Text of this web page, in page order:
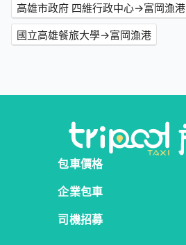
高雄市政府 四維行政中心→富岡漁港
國立高雄餐旅大學→富岡漁港
包車價格
企業包車
司機招募